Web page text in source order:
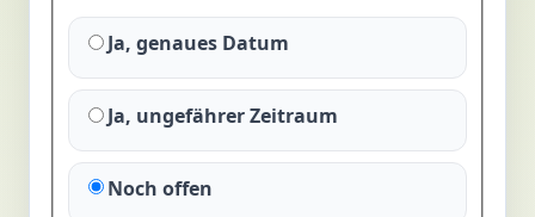
Ja, genaues Datum
Ja, ungefährer Zeitraum
Noch offen